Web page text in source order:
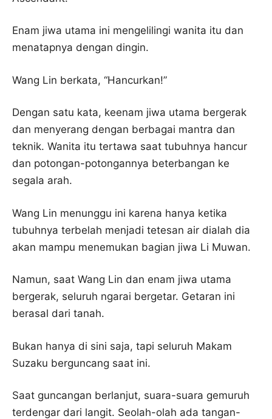
Enam jiwa utama ini mengelilingi wanita itu dan
menatapnya dengan dingin.
Wang Lin berkata, “Hancurkan!”
Dengan satu kata, keenam jiwa utama bergerak
dan menyerang dengan berbagai mantra dan
teknik. Wanita itu tertawa saat tubuhnya hancur
dan potongan-potongannya beterbangan ke
segala arah.
Wang Lin menunggu ini karena hanya ketika
tubuhnya terbelah menjadi tetesan air dialah dia
akan mampu menemukan bagian jiwa Li Muwan.
Namun, saat Wang Lin dan enam jiwa utama
bergerak, seluruh ngarai bergetar. Getaran ini
berasal dari tanah.
Bukan hanya di sini saja, tapi seluruh Makam
Suzaku berguncang saat ini.
Saat guncangan berlanjut, suara-suara gemuruh
terdengar dari langit. Seolah-olah ada tangan-